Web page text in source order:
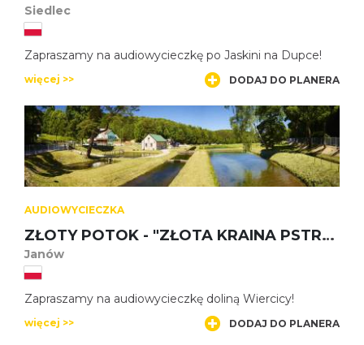
Siedlec
Zapraszamy na audiowycieczkę po Jaskini na Dupce!
więcej >> DODAJ DO PLANERA
AUDIOWYCIECZKA
ZŁOTY POTOK - "ZŁOTA KRAINA PSTRĄGA"
Janów
Zapraszamy na audiowycieczkę doliną Wiercicy!
więcej >> DODAJ DO PLANERA